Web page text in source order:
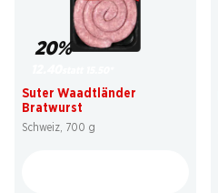
20%
Suter Waadtländer
Bratwurst
Schweiz, 700 g